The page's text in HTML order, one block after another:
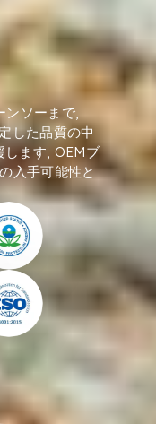
ンソーまで,
した品質の中
します, OEMブ
入手可能性と